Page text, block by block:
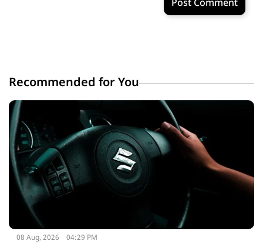
Post Comment
Recommended for You
08 Aug, 2026 04:29 PM